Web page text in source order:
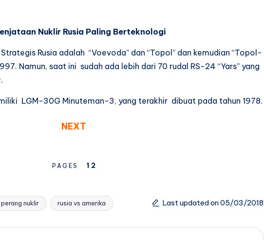
Nuklir Rusia Paling Berteknologi
Rusia adalah “Voevoda” dan “Topol” dan kemudian “Topol-
Namun, saat ini sudah ada lebih dari 70 rudal RS-24 “Yars” yang
LGM-30G Minuteman-3, yang terakhir dibuat pada tahun 1978.
NEXT
PAGES 1 2
perang nuklir rusia vs amerika Last updated on 05/03/2018